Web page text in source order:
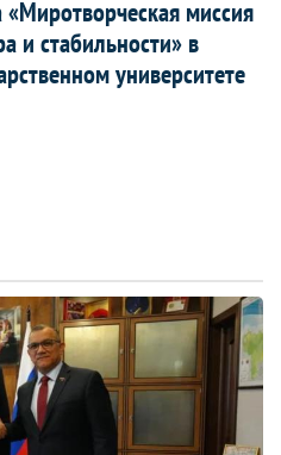
«Миротворческая миссия
и стабильности» в
университете